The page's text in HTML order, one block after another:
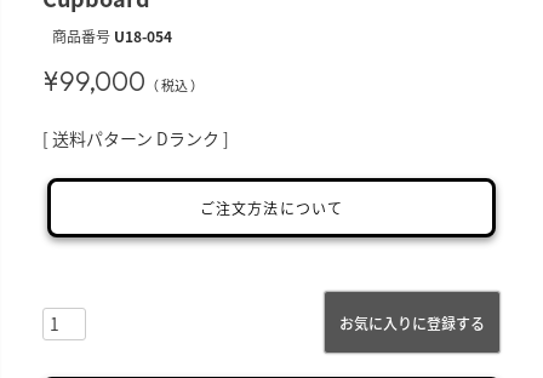
商品番号 U18-054
¥99,000 税込
送料パターン Dランク
ご注文方法について
お気に入りに登録する